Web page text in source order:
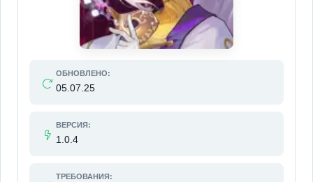
ОБНОВЛЕНО:
05.07.25
ВЕРСИЯ:
1.0.4
ТРЕБОВАНИЯ: